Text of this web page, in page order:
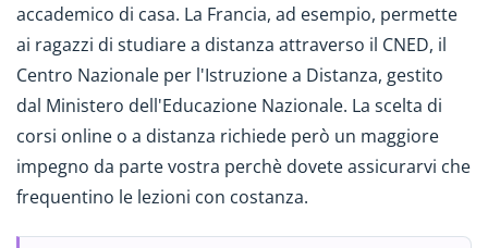
accademico di casa. La Francia, ad esempio, permette
ai ragazzi di studiare a distanza attraverso il CNED, il
Centro Nazionale per l'Istruzione a Distanza, gestito
dal Ministero dell'Educazione Nazionale. La scelta di
corsi online o a distanza richiede però un maggiore
impegno da parte vostra perchè dovete assicurarvi che
frequentino le lezioni con costanza.